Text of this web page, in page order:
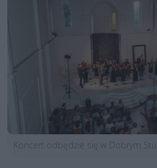
Koncert odbędzie się w Dobrym